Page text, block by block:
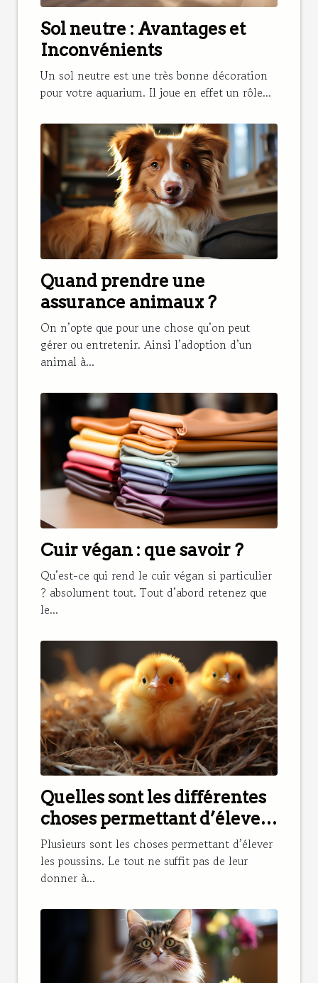
Sol neutre : Avantages et
Inconvénients
Un sol neutre est une très bonne décoration
pour votre aquarium. Il joue en effet un rôle...
Quand prendre une
assurance animaux ?
On n’opte que pour une chose qu’on peut
gérer ou entretenir. Ainsi l’adoption d’un
animal à...
Cuir végan : que savoir ?
Qu’est-ce qui rend le cuir végan si particulier
? absolument tout. Tout d’abord retenez que
le...
Quelles sont les différentes
choses permettant d’élever
les poussins ?
Plusieurs sont les choses permettant d’élever
les poussins. Le tout ne suffit pas de leur
donner à...